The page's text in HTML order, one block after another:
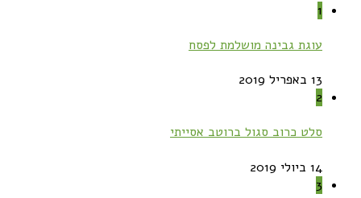
1
עוגת גבינה מושלמת לפסח
13 באפריל 2019
2
סלט כרוב סגול ברוטב אסייתי
14 ביולי 2019
3